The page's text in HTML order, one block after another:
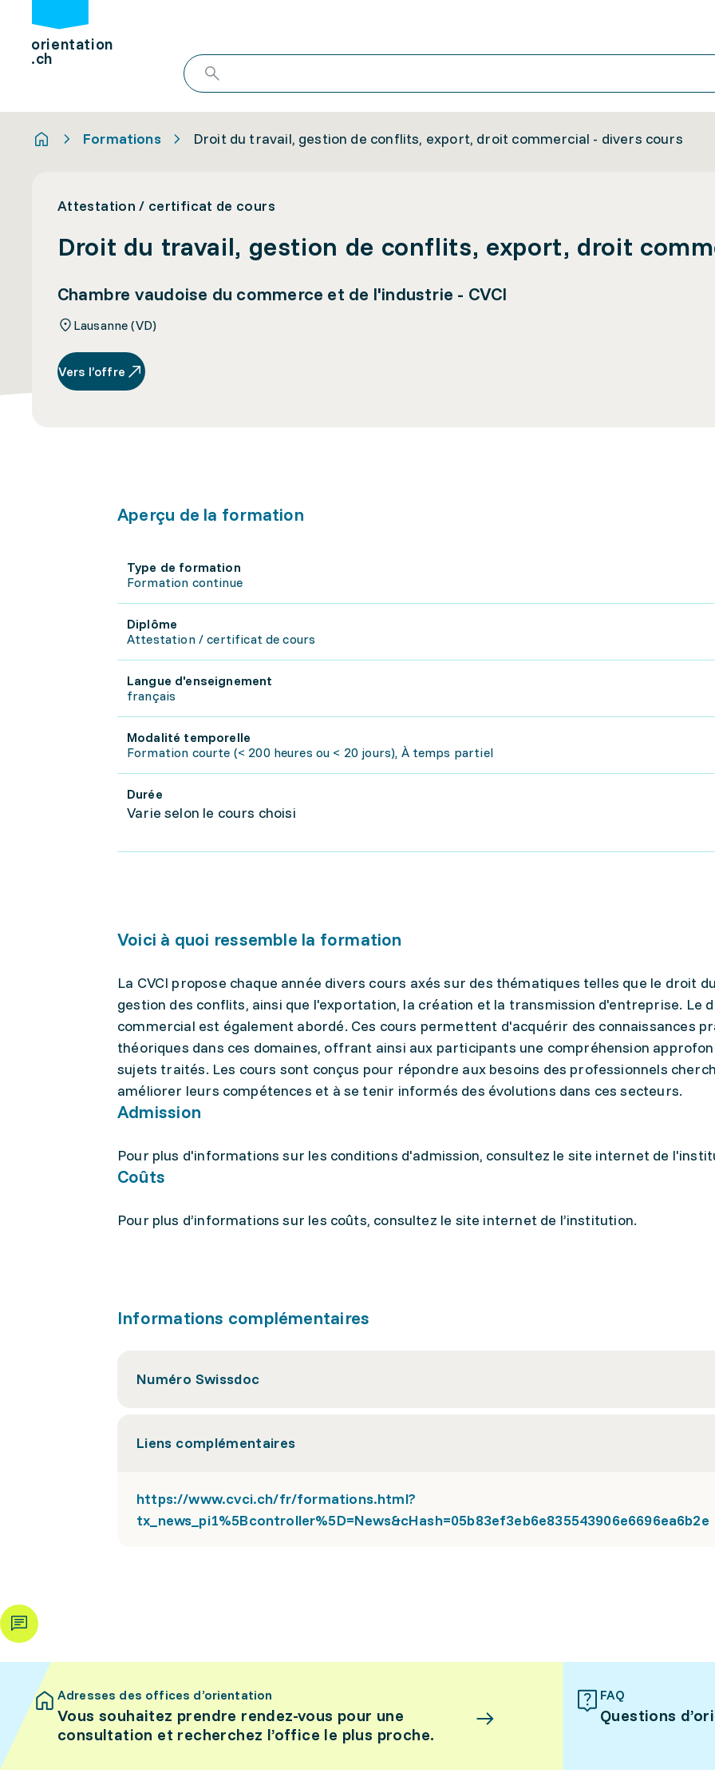
orientation
.ch
Formations Droit du travail, gestion de conflits, export, droit commercial - divers cours
Attestation / certificat de cours
Droit du travail, gestion de conflits, export, droit
Chambre vaudoise du commerce et de l'industrie - CVCI
Lausanne (VD)
Vers l’offre
Aperçu de la formation
Type de formation
Formation continue
Diplôme
Attestation / certificat de cours
Langue d'enseignement
français
Modalité temporelle
Formation courte (< 200 heures ou < 20 jours), À temps partiel
Durée
Varie selon le cours choisi
Voici à quoi ressemble la formation
La CVCI propose chaque année divers cours axés sur des thématiques telles que le droit
gestion des conflits, ainsi que l'exportation, la création et la transmission d'entreprise. Le
commercial est également abordé. Ces cours permettent d'acquérir des connaissances
théoriques dans ces domaines, offrant ainsi aux participants une compréhension
sujets traités. Les cours sont conçus pour répondre aux besoins des professionnels
améliorer leurs compétences et à se tenir informés des évolutions dans ces secteurs.
Admission
Pour plus d'informations sur les conditions d'admission, consultez le site internet de
Coûts
Pour plus d’informations sur les coûts, consultez le site internet de l’institution.
Informations complémentaires
Numéro Swissdoc
Liens complémentaires
https://www.cvci.ch/fr/formations.html?
tx_news_pi1%5Bcontroller%5D=News&cHash=05b83ef3eb6e835543906e6696ea6b2e
Adresses des offices d’orientation
Vous souhaitez prendre rendez-vous pour une
consultation et recherchez l’office le plus proche.
FAQ
Questions